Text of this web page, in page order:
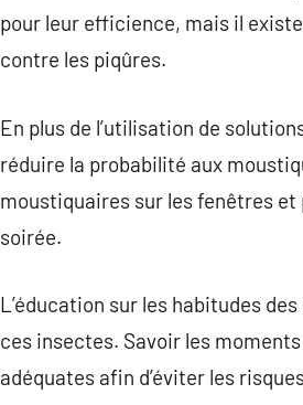
pour leur efficience, mais il
contre les piqûres.
En plus de l’utilisation de
réduire la probabilité aux
moustiquaires sur les fenêtres
soirée.
L’éducation sur les habitudes
ces insectes. Savoir les
adéquates afin d’éviter les